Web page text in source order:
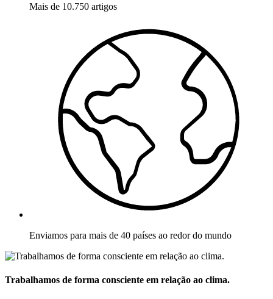
Mais de 10.750 artigos
Enviamos para mais de 40 países ao redor do mundo
Trabalhamos de forma consciente em relação ao clima.